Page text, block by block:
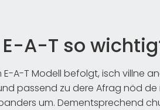
A-T so
A-T Modell befolgt, isch villne
passend zu dere Afrag nöd
um. Dementsprechend